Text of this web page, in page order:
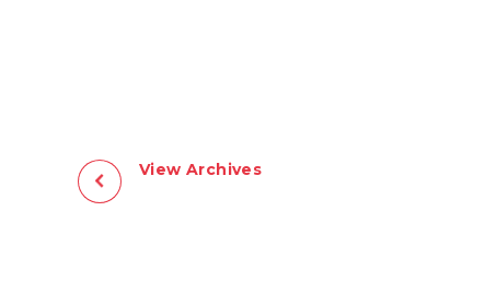
View Archives